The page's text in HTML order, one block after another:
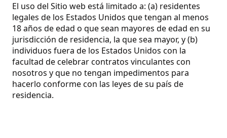
El uso del Sitio web está limitado a: (a) residentes
legales de los Estados Unidos que tengan al menos
18 años de edad o que sean mayores de edad en su
jurisdicción de residencia, la que sea mayor, y (b)
individuos fuera de los Estados Unidos con la
facultad de celebrar contratos vinculantes con
nosotros y que no tengan impedimentos para
hacerlo conforme con las leyes de su país de
residencia.